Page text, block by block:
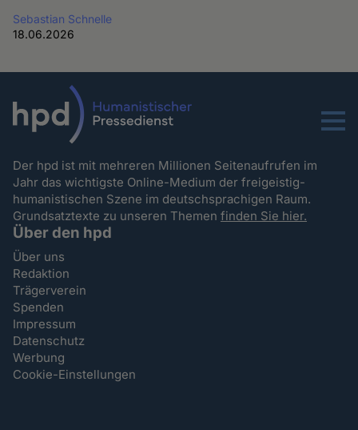
Sebastian Schnelle
18.06.2026
Menu
Der hpd ist mit mehreren Millionen Seitenaufrufen im
Jahr das wichtigste Online-Medium der freigeistig-
humanistischen Szene im deutschsprachigen Raum.
Grundsatztexte zu unseren Themenfinden Sie hier.
Über den hpd
Über uns
Redaktion
Trägerverein
Spenden
Impressum
Datenschutz
Werbung
Cookie-Einstellungen